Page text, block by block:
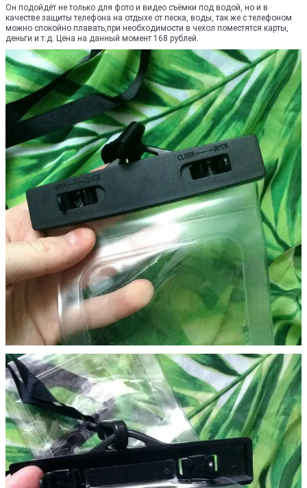
Он подойдёт не только для фото и видео съёмки под водой, но и в
качестве защиты телефона на отдыхе от песка, воды, так же с телефоном
можно спокойно плавать,при необходимости в чехол поместятся карты,
деньги и т.д. Цена на данный момент 168 рублей.